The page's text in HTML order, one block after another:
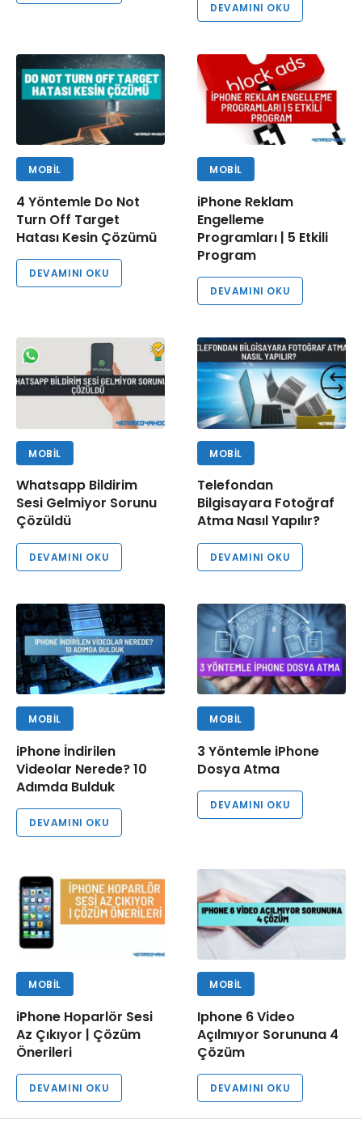
DEVAMINI OKU
MOBIL
4 Yöntemle Do Not
Turn Off Target
Hatası Kesin Çözümü
DEVAMINI OKU
MOBIL
iPhone Reklam
Engelleme
Programları | 5 Etkili
Program
DEVAMINI OKU
MOBIL
Whatsapp Bildirim
Sesi Gelmiyor Sorunu
Çözüldü
DEVAMINI OKU
MOBIL
Telefondan
Bilgisayara Fotoğraf
Atma Nasıl Yapılır?
DEVAMINI OKU
MOBIL
iPhone İndirilen
Videolar Nerede? 10
Adımda Bulduk
DEVAMINI OKU
MOBIL
3 Yöntemle iPhone
Dosya Atma
DEVAMINI OKU
MOBIL
iPhone Hoparlör Sesi
Az Çıkıyor | Çözüm
Önerileri
DEVAMINI OKU
MOBIL
Iphone 6 Video
Açılmıyor Sorununa 4
Çözüm
DEVAMINI OKU